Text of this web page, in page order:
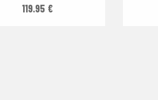
119.95 €